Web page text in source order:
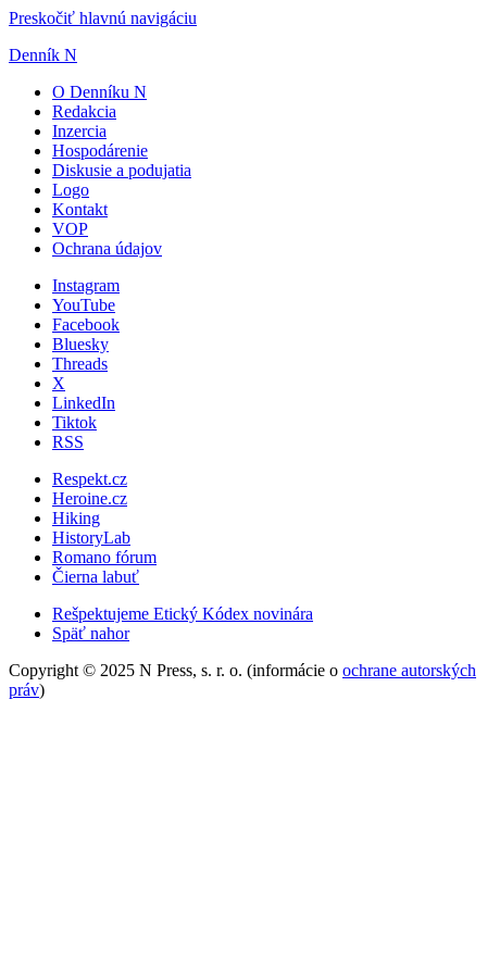
Preskočiť hlavnú navigáciu
Denník N
O Denníku N
Redakcia
Inzercia
Hospodárenie
Diskusie a podujatia
Logo
Kontakt
VOP
Ochrana údajov
Instagram
YouTube
Facebook
Bluesky
Threads
X
LinkedIn
Tiktok
RSS
Respekt.cz
Heroine.cz
Hiking
HistoryLab
Romano fórum
Čierna labuť
Rešpektujeme Etický Kódex novinára
Späť nahor
Copyright © 2025 N Press, s. r. o. (informácie o ochrane autorských
práv)